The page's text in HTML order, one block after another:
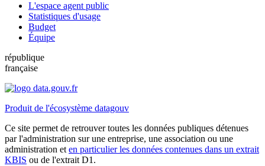
L'espace agent public
Statistiques d'usage
Budget
Équipe
république
française
Produit de l'écosystème datagouv
Ce site permet de retrouver toutes les données publiques détenues
par l'administration sur une entreprise, une association ou une
administration et en particulier les données contenues dans un extrait
KBIS ou de l'extrait D1.